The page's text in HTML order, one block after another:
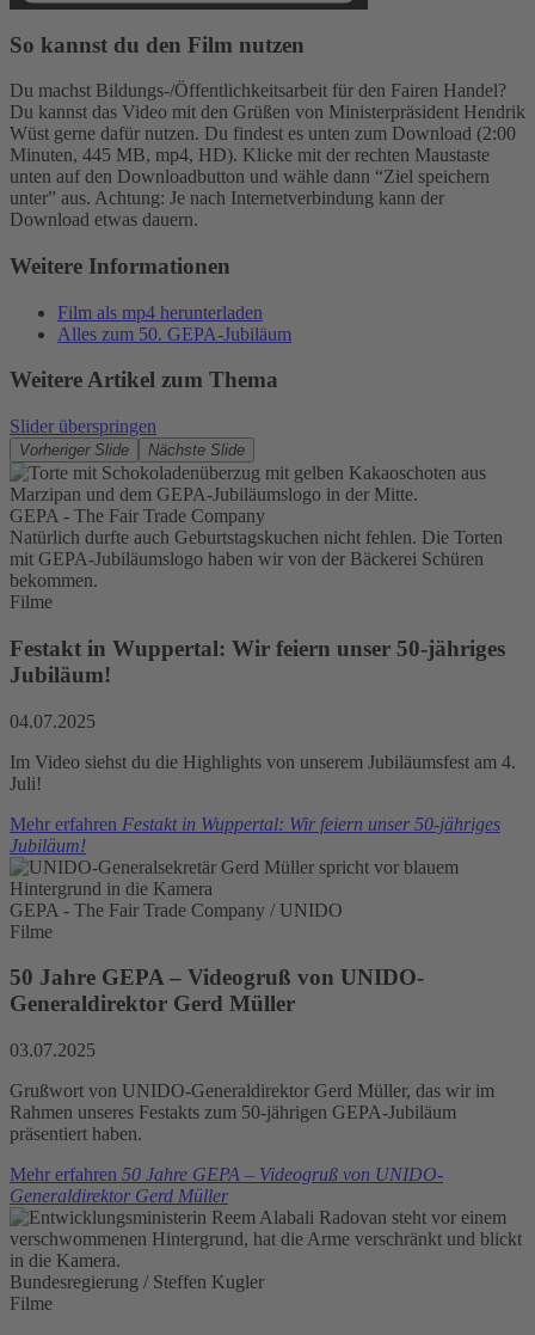
Mehr Informationen
Akzeptieren
powered by Usercentrics Consent
Management Platform
So kannst du den Film nutzen
Du machst Bildungs-/Öffentlichkeitsarbeit für den Fairen Handel?
Du kannst das Video mit den Grüßen von Ministerpräsident Hendrik
Wüst gerne dafür nutzen. Du findest es unten zum Download (2:00
Minuten, 445 MB, mp4, HD). Klicke mit der rechten Maustaste
unten auf den Downloadbutton und wähle dann “Ziel speichern
unter” aus. Achtung: Je nach Internetverbindung kann der
Download etwas dauern.
Weitere Informationen
Film als mp4 herunterladen
Alles zum 50. GEPA-Jubiläum
Weitere Artikel zum Thema
Slider überspringen
Vorheriger Slide Nächste Slide
GEPA - The Fair Trade Company
Natürlich durfte auch Geburtstagskuchen nicht fehlen. Die Torten
mit GEPA-Jubiläumslogo haben wir von der Bäckerei Schüren
bekommen.
Filme
Festakt in Wuppertal: Wir feiern unser 50-jähriges
Jubiläum!
04.07.2025
Im Video siehst du die Highlights von unserem Jubiläumsfest am 4.
Juli!
Mehr erfahren Festakt in Wuppertal: Wir feiern unser 50-jähriges
Jubiläum!
GEPA - The Fair Trade Company / UNIDO
Filme
50 Jahre GEPA – Videogruß von UNIDO-
Generaldirektor Gerd Müller
03.07.2025
Grußwort von UNIDO-Generaldirektor Gerd Müller, das wir im
Rahmen unseres Festakts zum 50-jährigen GEPA-Jubiläum
präsentiert haben.
Mehr erfahren 50 Jahre GEPA – Videogruß von UNIDO-
Generaldirektor Gerd Müller
Bundesregierung / Steffen Kugler
Filme